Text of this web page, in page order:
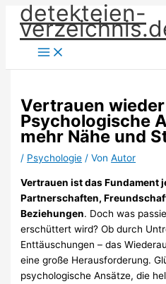
Zum
Inhalt
springen
detekteien-
Vertrauen
Psychologische
mehr Nähe und
/ Psychologie / VonAutor
Vertrauen ist das Fundament
Partnerschaften,
Beziehungen. Doch was
erschüttert wird? Ob durch
Enttäuschungen – das
eine große Herausforderung.
psychologische Ansätze, die